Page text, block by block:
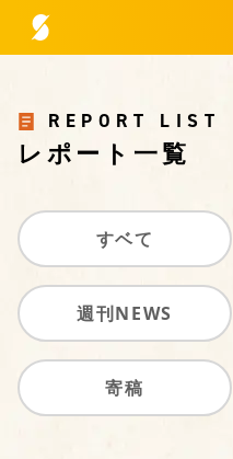
助太刀総研とは
データ一覧
レポート一覧
研究員紹介
REPORT LIST
レポート一覧
すベて
週刊NEWS
寄稿